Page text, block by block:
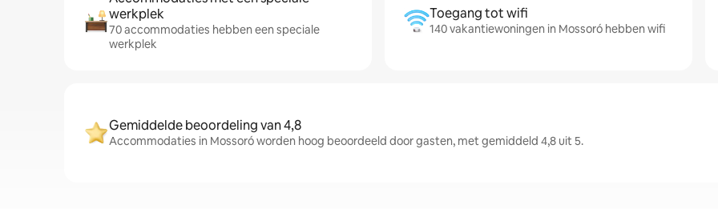
werkplek
70 accommodaties hebben een speciale
werkplek
Toegang tot wifi
140 vakantiewoningen in Mossoró hebben wifi
Gemiddelde beoordeling van 4,8
Accommodaties in Mossoró worden hoog beoordeeld door gasten, met gemiddeld 4,8 uit 5.